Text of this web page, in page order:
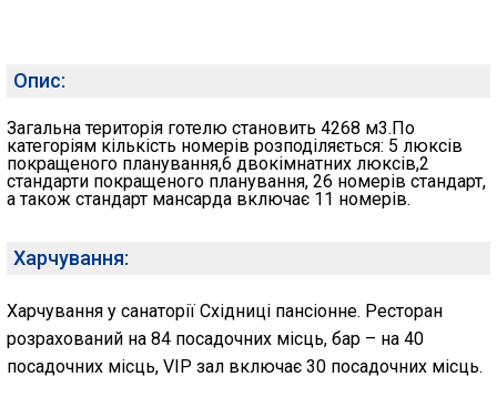
Опис:
Загальна територія готелю становить 4268 м3.По
категоріям кількість номерів розподіляється: 5 люксів
покращеного планування,6 двокімнатних люксів,2
стандарти покращеного планування, 26 номерів стандарт,
а також стандарт мансарда включає 11 номерів.
Харчування:
Харчування у санаторії Східниці пансіонне. Ресторан
розрахований на 84 посадочних місць, бар – на 40
посадочних місць, VIP зал включає 30 посадочних місць.